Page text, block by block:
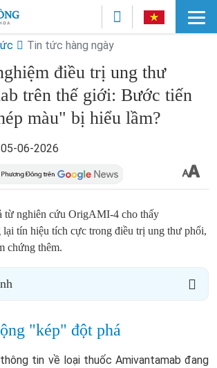
Tin tức hàng ngày
điều trị ung thư
trên thế giới: Bước tiến
màu" bị hiểu lầm?
05-06-2026
nghiên cứu OrigAMI-4 cho thấy
lại tín hiệu tích cực trong điều trị ung thư phổi,
chứng thêm.
"kép" đột phá
thông tin về loại thuốc Amivantamab đang